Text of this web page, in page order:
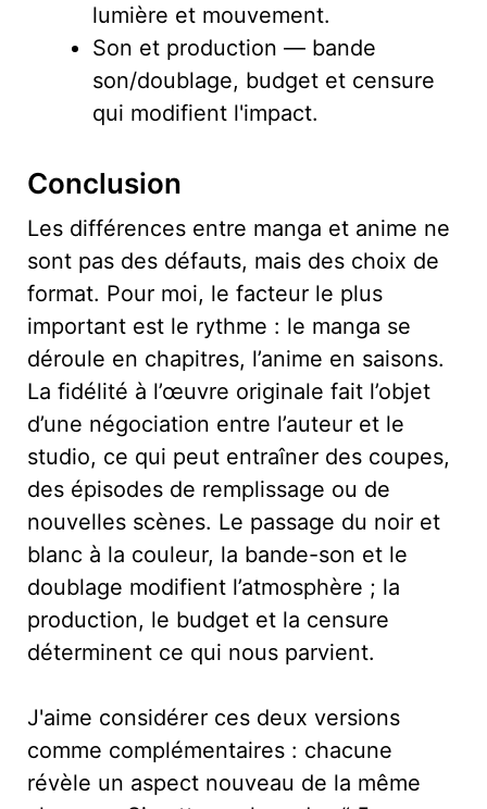
lumière et mouvement.
Son et production — bande
son/doublage, budget et censure
qui modifient l'impact.
Conclusion
Les différences entre manga et anime ne
sont pas des défauts, mais des choix de
format. Pour moi, le facteur le plus
important est le rythme : le manga se
déroule en chapitres, l’anime en saisons.
La fidélité à l’œuvre originale fait l’objet
d’une négociation entre l’auteur et le
studio, ce qui peut entraîner des coupes,
des épisodes de remplissage ou de
nouvelles scènes. Le passage du noir et
blanc à la couleur, la bande-son et le
doublage modifient l’atmosphère ; la
production, le budget et la censure
déterminent ce qui nous parvient.
J'aime considérer ces deux versions
comme complémentaires : chacune
révèle un aspect nouveau de la même